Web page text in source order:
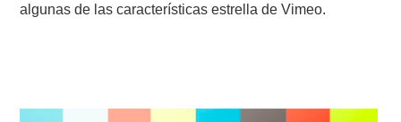
algunas de las características estrella de Vimeo.